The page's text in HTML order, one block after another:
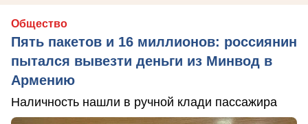
Общество
Пять пакетов и 16 миллионов: россиянин
пытался вывезти деньги из Минвод в
Армению
Наличность нашли в ручной клади пассажира